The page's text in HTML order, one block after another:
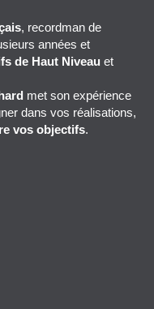
, recordman de
années et
de Haut Niveau et
met son expérience
dans vos réalisations,
vos objectifs.